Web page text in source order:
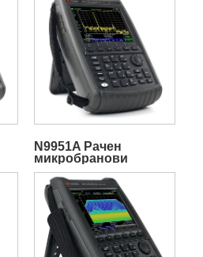
N9951A Рачен
микробранови
спектрумски
анализатор FieldFox